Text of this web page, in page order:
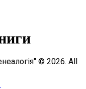
© 2026. All